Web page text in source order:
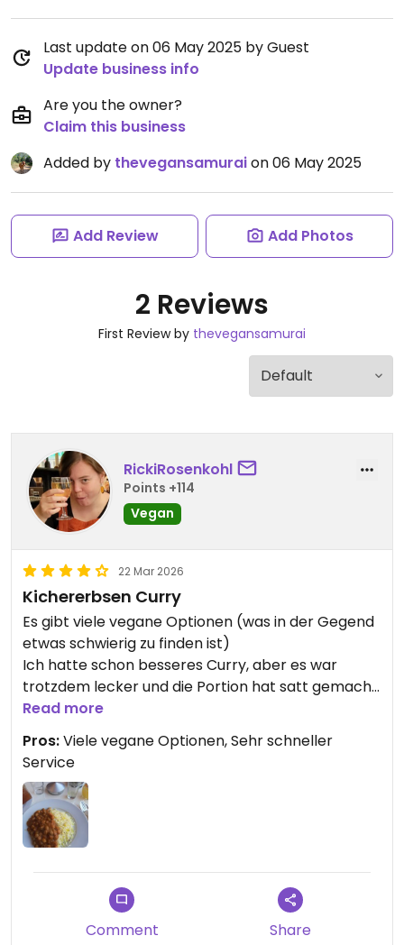
Last update on 06 May 2025 by Guest
Update business info
Are you the owner?
Claim this business
Added by thevegansamuraion 06 May 2025
Add Review Add Photos
2 Reviews
First Review by thevegansamurai
RickiRosenkohl
Points +114
Vegan
22 Mar 2026
Kichererbsen Curry
Es gibt viele vegane Optionen (was in der Gegend
etwas schwierig zu finden ist)
Ich hatte schon besseres Curry, aber es war
trotzdem lecker und die Portion hat satt gemacht.
Komme gelegentlich hier her, wenn es schnell
gehen muss. Zu jeder Mahlzeit gibt es scharfes
Chutney und eine Art Marmelade dazu.
Read more
Pros:Viele vegane Optionen, Sehr schneller
Service
Comment Share